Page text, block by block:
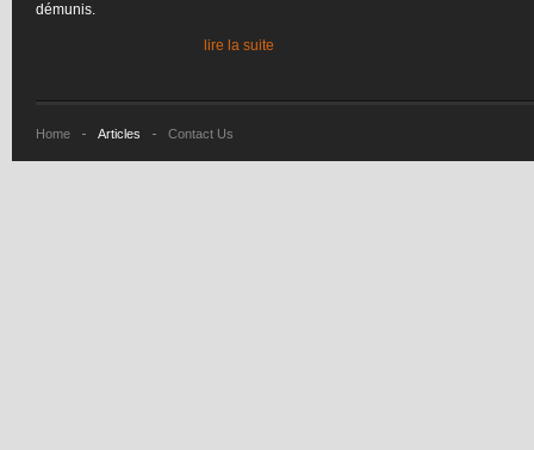
démunis.
lire la suite
Home Articles Contact Us